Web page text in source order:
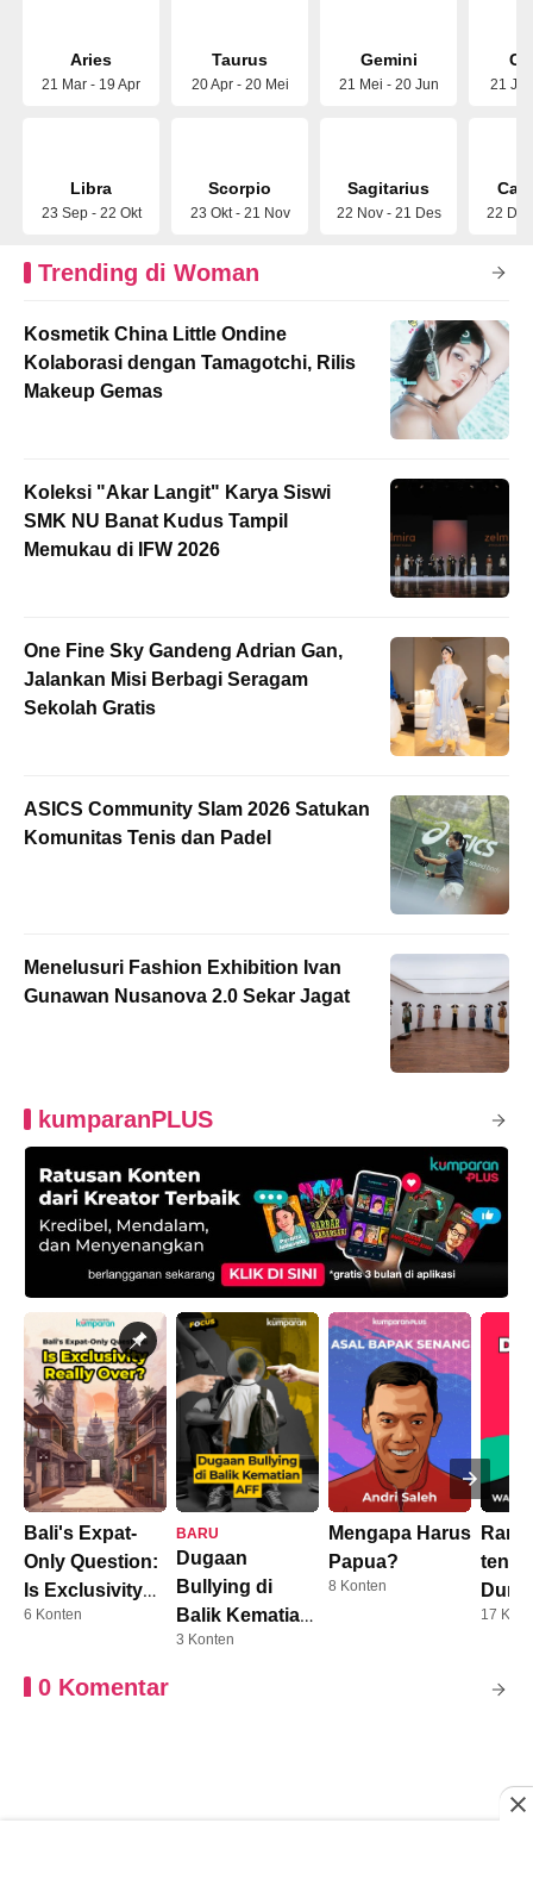
Aries
21 Mar - 19 Apr
Taurus
20 Apr - 20 Mei
Gemini
21 Mei - 20 Jun 21
Libra
23 Sep - 22 Okt
Scorpio
23 Okt - 21 Nov
Sagitarius
22 Nov - 21 Des 22
Trending di Woman
Kosmetik China Little Ondine
Kolaborasi dengan Tamagotchi, Rilis
Makeup Gemas
Koleksi "Akar Langit" Karya Siswi
SMK NU Banat Kudus Tampil
Memukau di IFW 2026
One Fine Sky Gandeng Adrian Gan,
Jalankan Misi Berbagi Seragam
Sekolah Gratis
ASICS Community Slam 2026 Satukan
Komunitas Tenis dan Padel
Menelusuri Fashion Exhibition Ivan
Gunawan Nusanova 2.0 Sekar Jagat
kumparanPLUS
Bali's Expat-
Only Question:
Is Exclusivity
Really Over?
6 Konten
BARU
Dugaan
Bullying di
Balik Kematian
AFF
3 Konten
Mengapa Harus
Papua?
8 Konten
Dunia
17
0 Komentar